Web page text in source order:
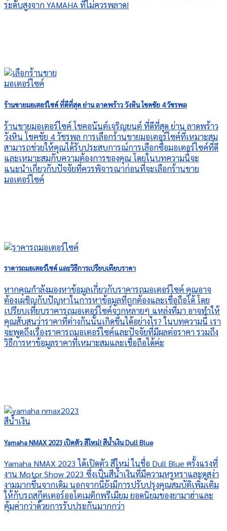
ระดับสูงจาก YAMAHA ที่ไม่ควรพลาด!
ร้านขายมอเตอร์ไซค์ ที่ดีที่สุด ย่าน ลาดพร้าว วังหิน โชคชัย 4 วัชรพล
ร้านขายมอเตอร์ไซค์ โชคอนันต์เจริญยนต์ ที่ดีที่สุด ย่าน ลาดพร้าว
วังหิน โชคชัย 4 วัชรพล การเลือกร้านขายมอเตอร์ไซค์ที่เหมาะสม
สามารถช่วยให้คุณได้รับประสบการณ์การเลือกซื้อมอเตอร์ไซค์ที่ดี
และเหมาะสมกับความต้องการของคุณ โดยในบทความนี้จะ
แนะนำเกี่ยวกับปัจจัยที่ควรพิจารณาก่อนที่จะเลือกร้านขาย
มอเตอร์ไซค์
ราคารถมอเตอร์ไซค์ และวิธีการเปรียบเทียบราคา
หากคุณกำลังมองหาข้อมูลเกี่ยวกับราคารถมอเตอร์ไซค์ คุณอาจ
ต้องเผชิญกับปัญหาในการหาข้อมูลที่ถูกต้องและเชื่อถือได้ โดย
เปรียบเทียบราคารถมอเตอร์ไซค์จากหลายๆ แหล่งที่มา อาจทำให้
คุณสับสนว่าราคาที่ต่างกันนั้นเกิดขึ้นได้อย่างไร? ในบทความนี้ เรา
จะพูดถึงเรื่องราคารถมอเตอร์ไซค์และปัจจัยที่มีผลต่อราคา รวมถึง
วิธีการหาข้อมูลราคาที่เหมาะสมและเชื่อถือได้ค่ะ
Yamaha NMAX 2023 เปิดตัว สีใหม่! สีน้ำเงิน Dull Blue
Yamaha NMAX 2023 ได้เปิดตัว สีใหม่ ในชื่อ Dull Blue ครั้งแรงที่
งาน Motor Show 2023 ซึ่งเป็นสีน้ำเงินที่มีความหรูหราและดูสง่า
งามมากขึ้นจากเดิม นอกจากนี้ยังมีการปรับปรุงคุณสมบัติเพิ่มเติม
ให้กับรถสกู๊ตเตอร์ออโตเมติกพรีเมียม ยอดนิยมของยามาฮ่าและ
คุ้มค่ากว่าด้วยการรับประกันมากกว่า